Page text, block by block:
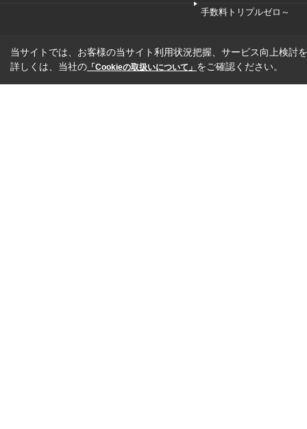
手数料トリプルゼロ～
当サイトでは、お客様の当サイト利用状況把握、サービス向上検討
詳しくは、当社の 「Cookieの取扱いについて」 をご確認ください。